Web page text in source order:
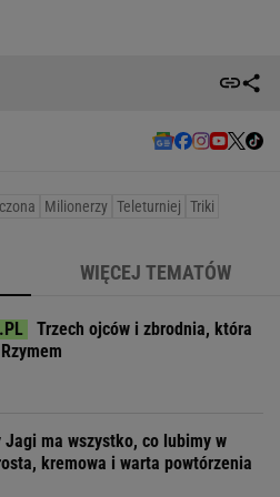
Milionerzy Teleturniej Triki
WIĘCEJ TEMATÓW
Trzech ojców i zbrodnia, która
Jagi ma wszystko, co lubimy w
kremowa i warta powtórzenia